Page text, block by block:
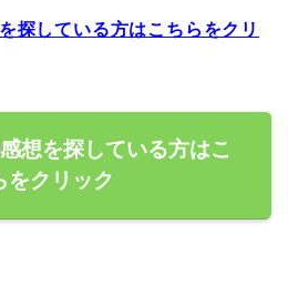
探している方はこちらをクリ
想を探している方はこ
をクリック